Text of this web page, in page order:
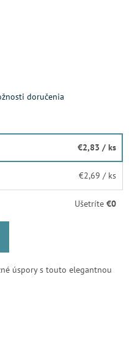
doručenia
€2,83 / ks
€2,69 / ks
Ušetríte €0
úspory s touto elegantnou